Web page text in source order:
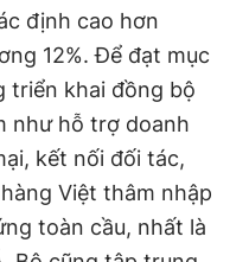
định cao hơn
12%. Để đạt mục
triển khai đồng bộ
như hỗ trợ doanh
kết nối đối tác,
Việt thâm nhập
toàn cầu, nhất là